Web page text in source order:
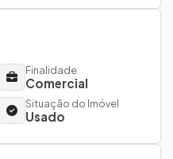
Finalidade
Comercial
Situação do Imóvel
Usado